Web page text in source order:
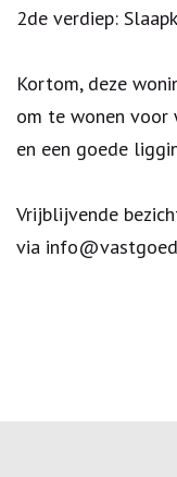
2de verdiep:
Kortom, deze
om te wonen voor
en een goede
Vrijblijvende
via